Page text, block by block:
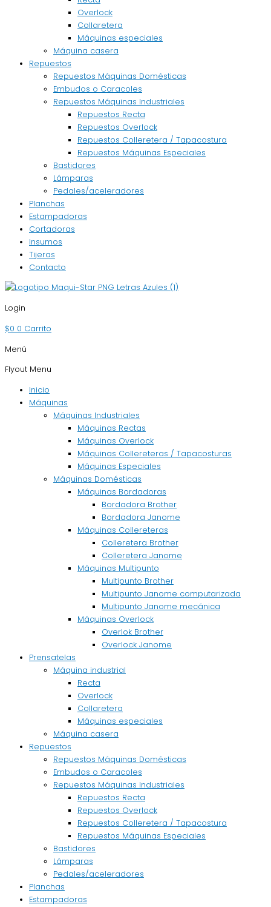
Overlock
Collaretera
Máquinas especiales
Máquina casera
Repuestos
Repuestos Máquinas Domésticas
Embudos o Caracoles
Repuestos Máquinas Industriales
Repuestos Recta
Repuestos Overlock
Repuestos Colleretera / Tapacostura
Repuestos Máquinas Especiales
Bastidores
Lámparas
Pedales/aceleradores
Planchas
Estampadoras
Cortadoras
Insumos
Tijeras
Contacto
Login
$0 0 Carrito
Menú
Flyout Menu
Inicio
Máquinas
Máquinas Industriales
Máquinas Rectas
Máquinas Overlock
Máquinas Collereteras / Tapacosturas
Máquinas Especiales
Máquinas Domésticas
Máquinas Bordadoras
Bordadora Brother
Bordadora Janome
Máquinas Collereteras
Colleretera Brother
Colleretera Janome
Máquinas Multipunto
Multipunto Brother
Multipunto Janome computarizada
Multipunto Janome mecánica
Máquinas Overlock
Overlok Brother
Overlock Janome
Prensatelas
Máquina industrial
Recta
Overlock
Collaretera
Máquinas especiales
Máquina casera
Repuestos
Repuestos Máquinas Domésticas
Embudos o Caracoles
Repuestos Máquinas Industriales
Repuestos Recta
Repuestos Overlock
Repuestos Colleretera / Tapacostura
Repuestos Máquinas Especiales
Bastidores
Lámparas
Pedales/aceleradores
Planchas
Estampadoras